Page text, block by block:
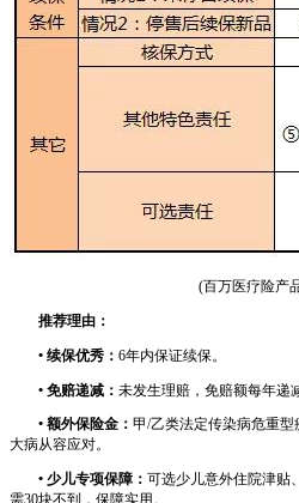
(百万医疗险产
推荐理由：
• 续保优秀： 6年内保证续保。
• 免赔递减： 未发生理赔，免赔额每年递
• 额外保险金： 甲/乙类法定传染病危重型
大病从容应对。
• 少儿专项保障： 可选少儿意外住院津贴